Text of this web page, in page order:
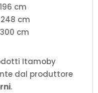
cm
cm
cm
Itamoby
dal produttore
.